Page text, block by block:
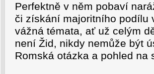
Perfektně v něm pobaví
či získání majoritního podílu
vážná témata, ať už celým
není Žid, nikdy nemůže být
Romská otázka a pohled na